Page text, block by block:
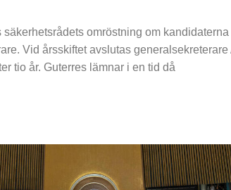
säkerhetsrådets omröstning om
Vid årsskiftet avslutas generalsekreterare
tio år. Guterres lämnar i en tid då